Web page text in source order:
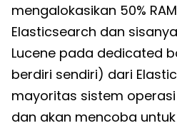
mengalokasikan 50%
Elasticsearch dan
Lucene pada dedicated
berdiri sendiri) dari
mayoritas sistem
dan akan mencoba